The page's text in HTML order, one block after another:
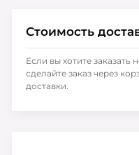
Стоимость
Если вы хотите заказать
сделайте заказ через
доставки.